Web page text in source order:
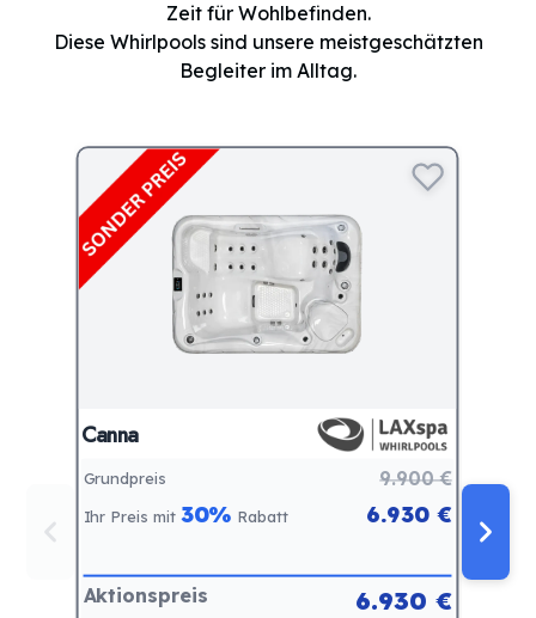
Zeit für Wohlbefinden.
Diese Whirlpools sind unsere meistgeschätzten
Begleiter im Alltag.
Canna
Grundpreis 9.900 €
Ihr Preis mit30% Rabatt 6.930 €
Aktionspreis 6.930 €